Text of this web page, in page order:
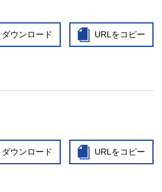
ダウンロード URLをコピー
ダウンロード URLをコピー